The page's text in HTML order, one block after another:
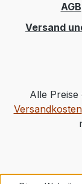
AGB
Versand
Alle
Versandkosten